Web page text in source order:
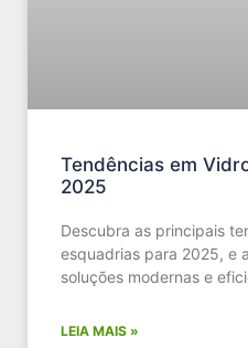
Tendências em
2025
Descubra as principais
esquadrias para 2025, e
soluções modernas e
LEIA MAIS »